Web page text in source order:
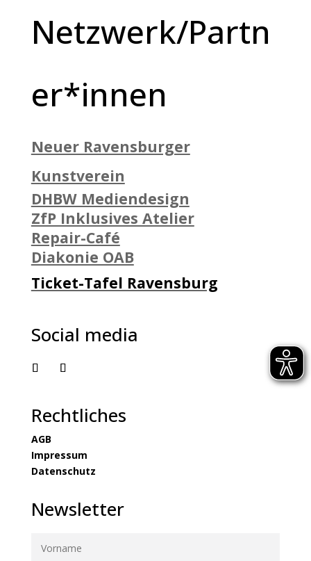
Netzwerk/Partn
er*innen
Neuer Ravensburger
Kunstverein
DHBW Mediendesign
ZfP Inklusives Atelier
Repair-Café
Diakonie OAB
Ticket-Tafel Ravensburg
Social media
Rechtliches
AGB
Impressum
Datenschutz
Newsletter